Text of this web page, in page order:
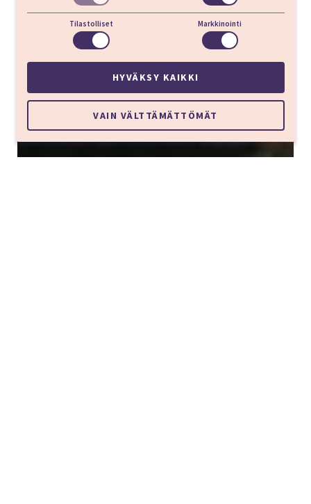
Tilastolliset Markkinointi
HYVÄKSY KAIKKI
VAIN VÄLTTÄMÄTTÖMÄT